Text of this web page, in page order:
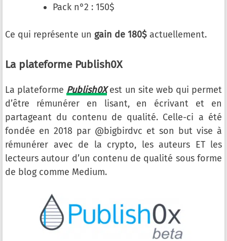
Pack n°2 : 150$
Ce qui représente un gain de 180$ actuellement.
La plateforme Publish0X
La plateforme Publish0Xest un site web qui permet
d’être rémunérer en lisant, en écrivant et en
partageant du contenu de qualité. Celle-ci a été
fondée en 2018 par @bigbirdvc et son but vise à
rémunérer avec de la crypto, les auteurs ET les
lecteurs autour d’un contenu de qualité sous forme
de blog comme Medium.